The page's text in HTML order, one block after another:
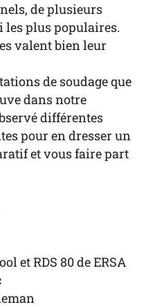
de plusieurs
les plus populaires.
valent bien leur
de soudage que
dans notre
différentes
pour en dresser un
et vous faire part
et RDS 80 de ERSA